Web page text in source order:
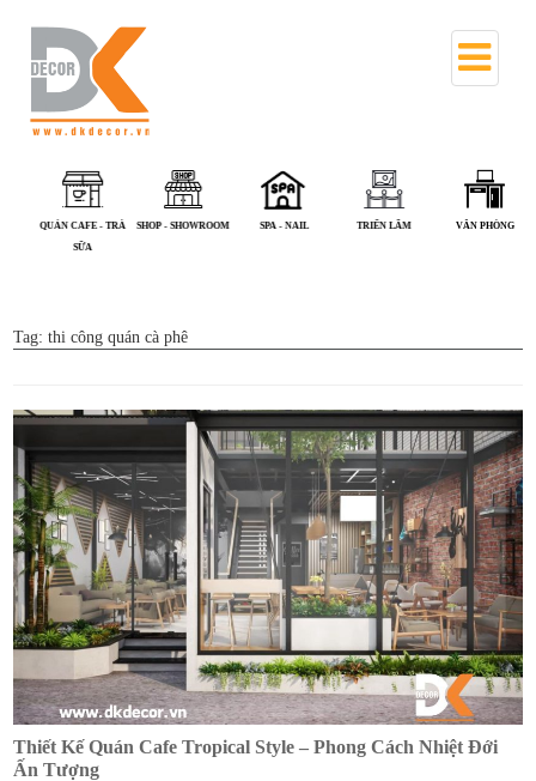
QUÁN CAFE - TRÀ
SHOP - SHOWROOM SPA - NAIL TRIỂN LÃM VĂN PHÒNG
Tag:thi công quán cà phê
Thiết Kế Quán Cafe Tropical Style – Phong Cách Nhiệt Đới
Ấn Tượng